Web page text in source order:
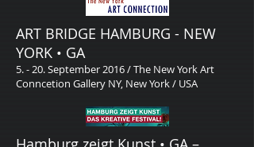
ART BRIDGE HAMBURG - NEW
YORK • GA
5. - 20. September 2016 / The New York Art
Conncetion Gallery NY, New York / USA